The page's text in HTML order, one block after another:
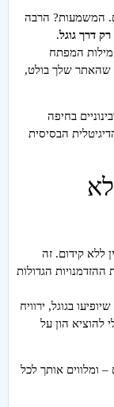
המשמעות? הרבה
רק דרך גוגל.
המפתח
שהאתר שלך בולט,
בחיפה
הבסיסית
ללא קידום. זה
הגדולות
בגוגל, ירוויח
להוציא הון על
ומלווים אותך לכל